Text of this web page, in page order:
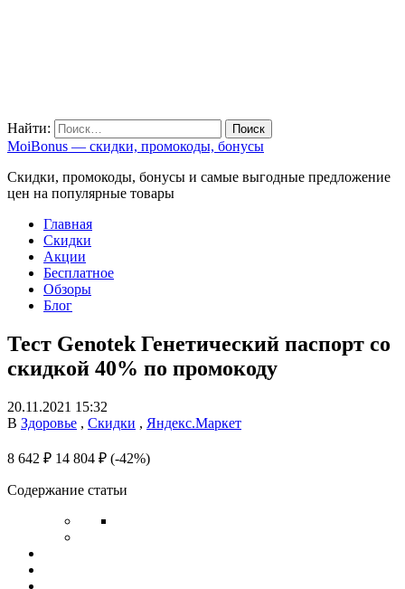
Найти:
MoiBonus — скидки, промокоды, бонусы
Скидки, промокоды, бонусы и самые выгодные предложение
цен на популярные товары
Главная
Скидки
Акции
Бесплатное
Обзоры
Блог
Тест Genotek Генетический паспорт со
скидкой 40% по промокоду
20.11.2021 15:32
В Здоровье , Скидки , Яндекс.Маркет
8 642 ₽ 14 804 ₽ (-42%)
Содержание статьи